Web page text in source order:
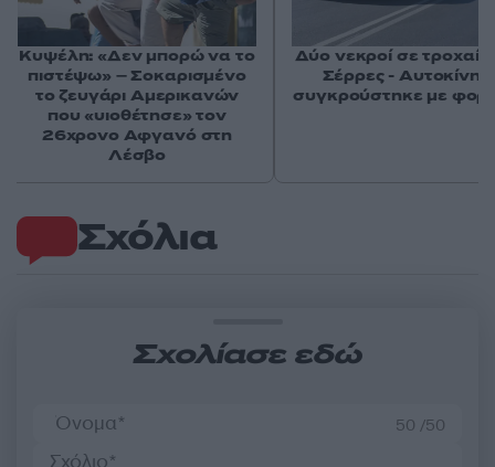
Σχόλια
Σχολίασε εδώ
50 /50
Κυψέλη: «Δεν μπορώ να το
πιστέψω» – Σοκαρισμένο
το ζευγάρι Αμερικανών
που «υιοθέτησε» τον
26χρονο Αφγανό στη
Λέσβο
Δύο νεκροί σε τροχαίο
Σέρρες -
συγκρούστηκε με